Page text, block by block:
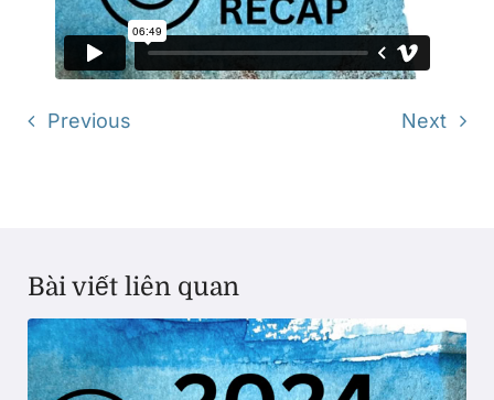
Previous Next
Bài viết liên quan